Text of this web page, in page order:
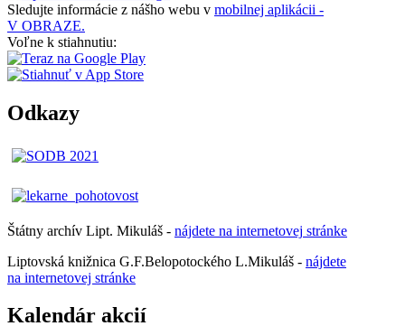
Sledujte informácie z nášho webu v mobilnej aplikácii -
V OBRAZE.
Voľne k stiahnutiu:
Odkazy
Štátny archív Lipt. Mikuláš - nájdete na internetovej stránke
Liptovská knižnica G.F.Belopotockého L.Mikuláš - nájdete
na internetovej stránke
Kalendár akcií